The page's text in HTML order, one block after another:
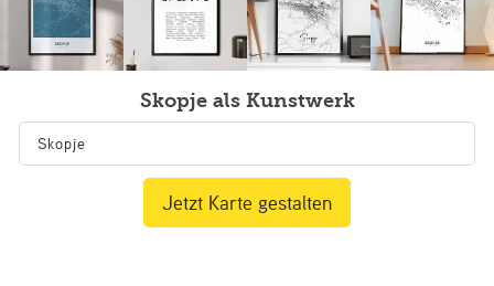
Skopje als Kunstwerk
Jetzt Karte gestalten